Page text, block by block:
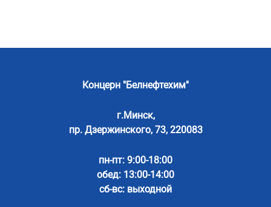
Концерн "Белнефтехим"
г.Минск,
пр. Дзержинского, 73, 220083
пн-пт: 9:00-18:00
обед: 13:00-14:00
сб-вс: выходной